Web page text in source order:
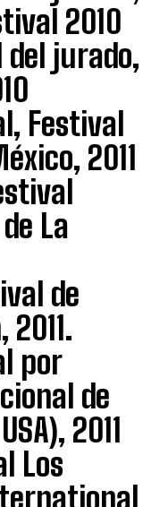
2010
del jurado,
Festival
2011
La
de
por
de
2011
Los